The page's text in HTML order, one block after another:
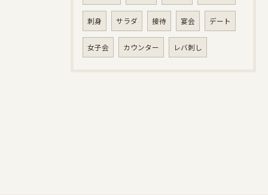
刺身 サラダ 接待 宴会 デート
女子会 カウンター レバ刺し